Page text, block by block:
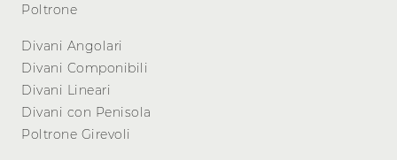
Poltrone
Divani Angolari
Divani Componibili
Divani Lineari
Divani con Penisola
Poltrone Girevoli